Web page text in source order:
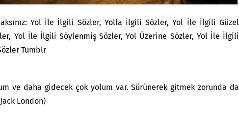
Yol İle İlgili Sözler, Yolla İlgili Sözler, Yol İle İlgili Güzel
Yol İle İlgili Söylenmiş Sözler, Yol Üzerine Sözler, Yol İle İlgili
Tumblr
ve daha gidecek çok yolum var. Sürünerek gitmek zorunda da
London)